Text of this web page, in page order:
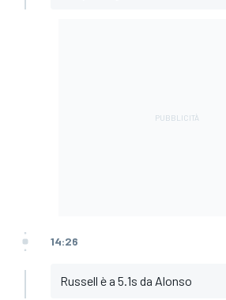
14:26
Russell è a 5.1s da Alonso